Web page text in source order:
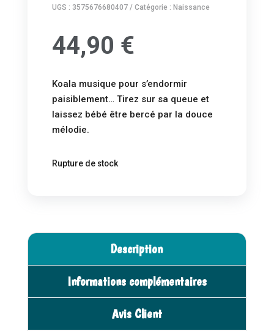
UGS : 3575676680407 Catégorie : Naissance
44,90 €
Koala musique pour s’endormir
paisiblement… Tirez sur sa queue et
laissez bébé être bercé par la douce
mélodie.
Rupture de stock
Description
Informations complémentaires
Avis Client